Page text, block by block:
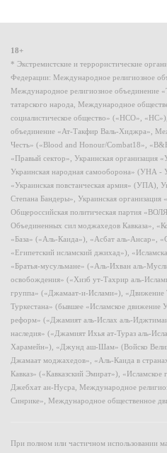
18+
* Экстремистские и террористические
Федерации: Международное религиозное
Международное религиозное объединение
татарского народа, Международное
социалистическое общество» («НСО»,
объединение «Ат-Такфир Валь-Хиджра»,
Честь» («Blood and Honour/Combat18»,
«Правый сектор», Украинская организация
Украинская народная самооборона» (УНА -
«Украинская повстанческая армия» (УПА),
Степана Бандеры», Украинская
Общероссийская политическая партия
Объединенных сил моджахедов Кавказа»,
«База» («Аль-Каида»), «Асбат аль-Ансар»,
«Египетский исламский джихад»),
«Братья-мусульмане» («Аль-Ихван аль-
освобождения» («Хизб ут-Тахрир аль-
группа» («Джамаат-и-Ислами»), «Движение
Туркестана» (бывшее «Исламское движение
реформ» («Джамият аль-Ислах аль-
наследия» («Джамият Ихья ат-Тураз аль-
Харамейн»), «Джунд аш-Шам» (Войско
Джамаат моджахедов», «Аль-Каида в
Кавказ» («Кавказский Эмират»),
Джебхат ан-Нусра, Международное
Синрике», Международное общественное
При полном или частичном использовании